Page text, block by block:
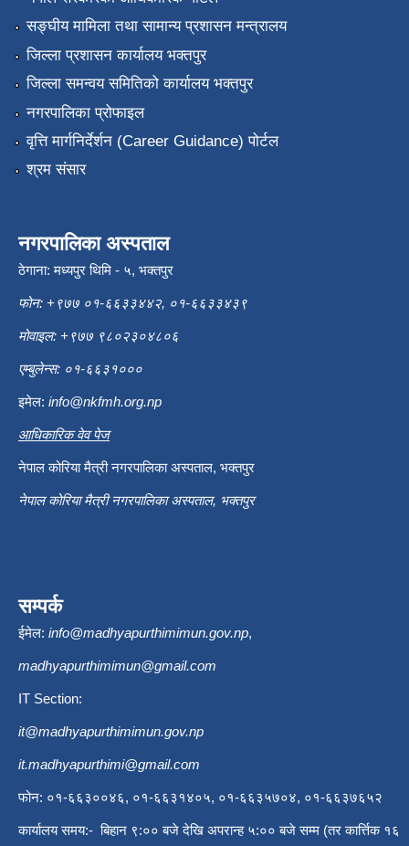
सङ्‍घीय मामिला तथा सामान्य प्रशासन मन्त्रालय
जिल्ला प्रशासन कार्यालय भक्तपुर
जिल्ला समन्वय समितिको कार्यालय भक्तपुर
नगरपालिका प्रोफाइल
वृत्ति मार्गनिर्देर्शन (Career Guidance) पोर्टल
श्रम संसार
नगरपालिका अस्पताल
ठेगाना: मध्यपुर थिमि - ५, भक्तपुर
फोन: +९७७ ०१-६६३३४४२, ०१-६६३३४३९
मोवाइल: +९७७ ९८०२३०४८०६
एम्बुलेन्स: ०१-६६३१०००
इमेल: info@nkfmh.org.np
आधिकारिक वेव पेज
नेपाल कोरिया मैत्री नगरपालिका अस्पताल, भक्तपुर
नेपाल कोरिया मैत्री नगरपालिका अस्पताल, भक्तपुर
सम्पर्क
ईमेल: info@madhyapurthimimun.gov.np,
madhyapurthimimun@gmail.com
IT Section:
it@madhyapurthimimun.gov.np
it.madhyapurthimi@gmail.com
फोन: ०१-६६३००४६, ०१-६६३१४०५, ०१-६६३५७०४, ०१-६६३७६५२
कार्यालय समय:- बिहान ९:०० बजे देखि अपरान्ह ५:०० बजे सम्म (तर कार्त्तिक १६